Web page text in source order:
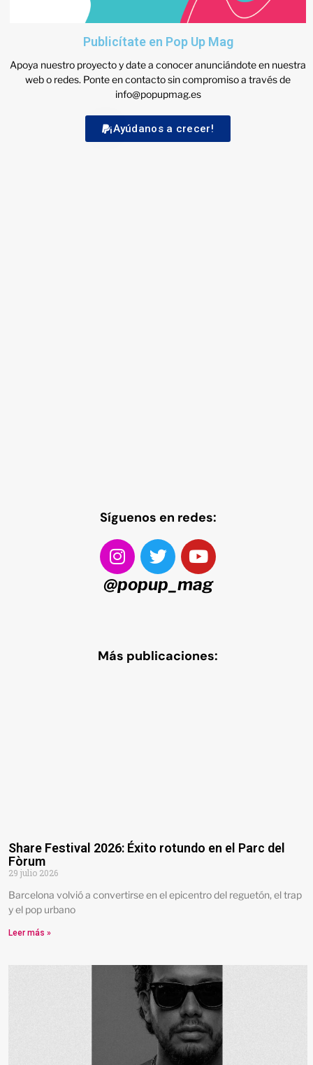
Publicítate en Pop Up Mag
Apoya nuestro proyecto y date a conocer anunciándote en nuestra
web o redes. Ponte en contacto sin compromiso a través de
info@popupmag.es
¡Ayúdanos a crecer!
Síguenos en redes:
@popup_mag
Más publicaciones:
Share Festival 2026: Éxito rotundo en el Parc del
Fòrum
29 julio 2026
Barcelona volvió a convertirse en el epicentro del reguetón, el trap
y el pop urbano
Leer más »